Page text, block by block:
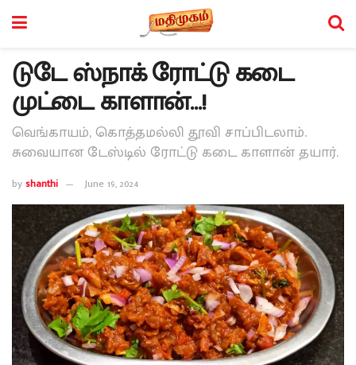
டுடே ஸ்நாக் ரோட்டு கடை
முட்டை காளான்…!
வெங்காயம், கொத்தமல்லி தூவி சாப்பிடலாம்.
சுவையான டேஸ்டில் ரோட்டு கடை காளான் தயார்.
byshanthi June 19, 2024